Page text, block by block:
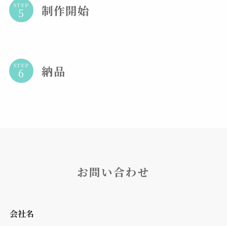
STEP 制作開始
STEP 納品
お問い合わせ
会社名